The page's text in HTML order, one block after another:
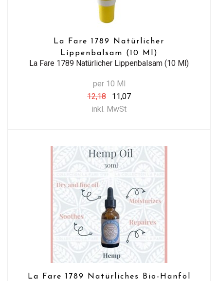
La Fare 1789 Natürlicher
Lippenbalsam (10 Ml)
La Fare 1789 Natürlicher Lippenbalsam (10 Ml)
per 10 Ml
12,18
11,07
inkl. MwSt
La Fare 1789 Natürliches Bio-Hanföl